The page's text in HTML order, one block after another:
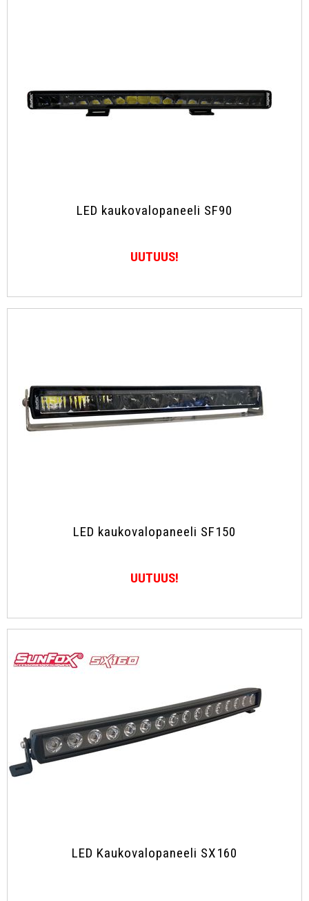
LED kaukovalopaneeli SF90
UUTUUS!
LED kaukovalopaneeli SF150
UUTUUS!
LED Kaukovalopaneeli SX160